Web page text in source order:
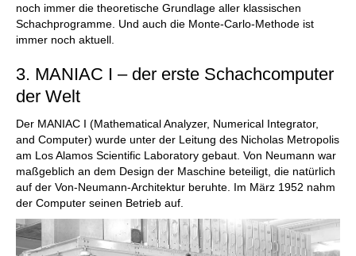
noch immer die theoretische Grundlage aller klassischen
Schachprogramme. Und auch die Monte-Carlo-Methode ist
immer noch aktuell.
3. MANIAC I – der erste Schachcomputer
der Welt
Der MANIAC I (Mathematical Analyzer, Numerical Integrator,
and Computer) wurde unter der Leitung des Nicholas Metropolis
am Los Alamos Scientific Laboratory gebaut. Von Neumann war
maßgeblich an dem Design der Maschine beteiligt, die natürlich
auf der Von-Neumann-Architektur beruhte. Im März 1952 nahm
der Computer seinen Betrieb auf.